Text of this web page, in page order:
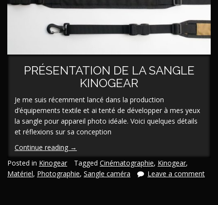
PRÉSENTATION DE LA SANGLE
KINOGEAR
Je me suis récemment lancé dans la production
d’équipements textile et ai tenté de développer à mes yeux
la sangle pour appareil photo idéale. Voici quelques détails
et réflexions sur sa conception
Continue reading « [En/Fr]
Design
d’une
sangle
→
Posted in Kinogear Tagged Cinématographie, Kinogear,
Matériel, Photographie, Sangle caméra Leave a comment